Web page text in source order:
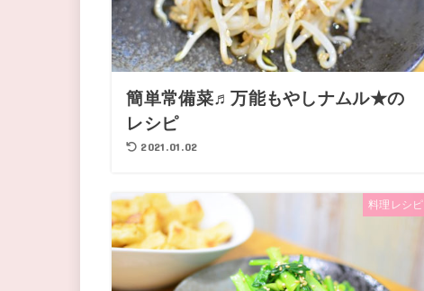
簡単常備菜♬万能もやしナムル★の
レシピ
2021.01.02
料理レシピ